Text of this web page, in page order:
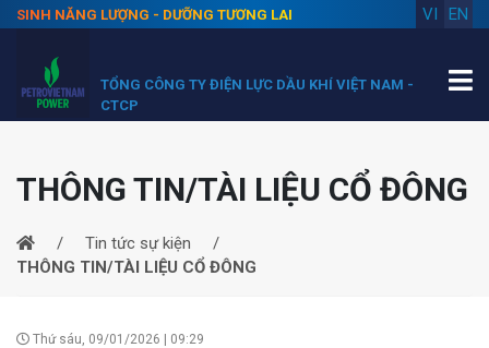
SINH NĂNG LƯỢNG - DƯỠNG TƯƠNG LAI EN
VI
TỔNG CÔNG TY ĐIỆN LỰC DẦU KHÍ VIỆT NAM -
CTCP
THÔNG TIN/TÀI LIỆU CỔ ĐÔNG
Tin tức sự kiện
THÔNG TIN/TÀI LIỆU CỔ ĐÔNG
Thứ sáu, 09/01/2026 | 09:29